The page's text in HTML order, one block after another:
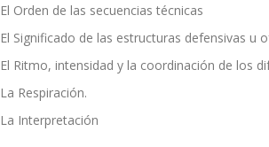
El Orden de las secuencias técnicas
El Significado de las estructuras defensivas u
El Ritmo, intensidad y la coordinación de los
La Respiración.
La Interpretación